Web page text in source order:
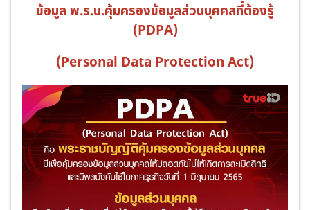
ข้อมูล พ.ร.บ.คุ้มครองข้อมูลส่วนบุคคลที่ต้องรู้
(PDPA)
(Personal Data Protection Act)